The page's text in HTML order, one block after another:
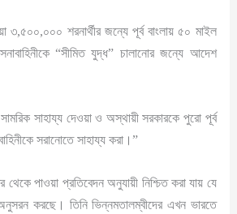
শরনার্থীর জন্যে পূর্ব বাংলায় ৫০ মাইল
“সীমিত যুদ্ধ” চালানোর জন্যে আদেশ
সামরিক সাহায্য দেওয়া ও অস্থায়ী সরকারকে পুরো পূর্ব
সরানোতে সাহায্য করা।”
পাওয়া প্রতিবেদন অনুযায়ী নিশ্চিত করা যায় যে
করছে। তিনি ভিন্নমতালম্বীদের এখন ভারতে